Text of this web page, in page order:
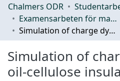
Chalmers ODR
Examensarbeten för masterexamen
Simulation of charge dynamics in oil-cellulose insulation
Simulation of
oil-cellulose